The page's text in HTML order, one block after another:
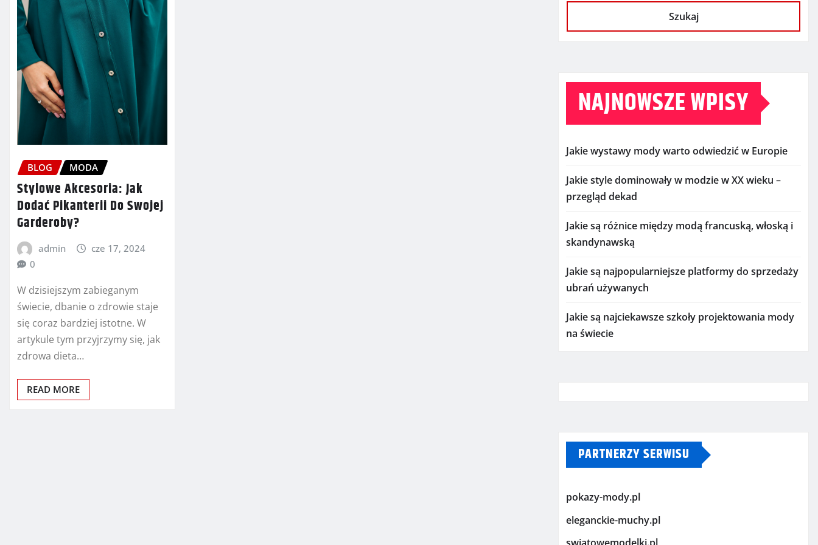
BLOG MODA
Stylowe Akcesoria: Jak
Dodać Pikanterii Do Swojej
Garderoby?
admin
cze 17, 2024
0
W dzisiejszym zabieganym
świecie, dbanie o zdrowie staje
się coraz bardziej istotne. W
artykule tym przyjrzymy się, jak
zdrowa dieta…
READ MORE
Szukaj
NAJNOWSZE WPISY
Jakie wystawy mody warto odwiedzić w Europie
Jakie style dominowały w modzie w XX wieku –
przegląd dekad
Jakie są różnice między modą francuską, włoską i
skandynawską
Jakie są najpopularniejsze platformy do sprzedaży
ubrań używanych
Jakie są najciekawsze szkoły projektowania mody
na świecie
PARTNERZY SERWISU
pokazy-mody.pl
eleganckie-muchy.pl